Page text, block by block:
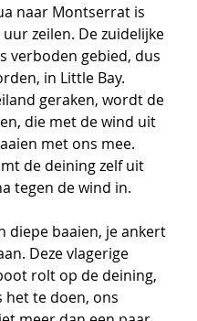
naar Montserrat is
zeilen. De zuidelijke
verboden gebied, dus
in Little Bay.
geraken, wordt de
die met de wind uit
met ons mee.
de deining zelf uit
tegen de wind in.
diepe baaien, je ankert
Deze vlagerige
rolt op de deining,
te doen, ons